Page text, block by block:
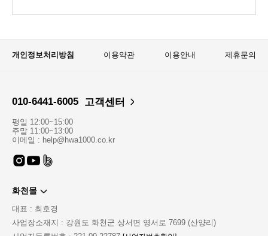
개인정보처리방침 이용약관 이용안내 제휴문의
010-6441-6005 고객센터
평일 12:00~15:00
주말 11:00~13:00
이메일 : help@hwa1000.co.kr
화천몰
대표 : 최호경
사업장소재지 : 강원도 화천군 상서면 영서로 7699 (산양리)